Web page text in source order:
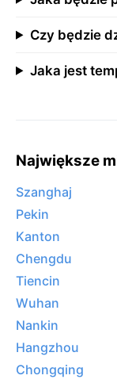
Czy będzie
Jaka jest
Największe
Szanghaj
Pekin
Kanton
Chengdu
Tiencin
Wuhan
Nankin
Hangzhou
Chongqing